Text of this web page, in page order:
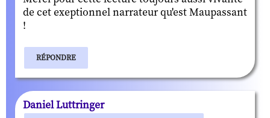
de cet exeptionnel narrateur qu'est Maupassant
!
RÉPONDRE
Daniel Luttringer